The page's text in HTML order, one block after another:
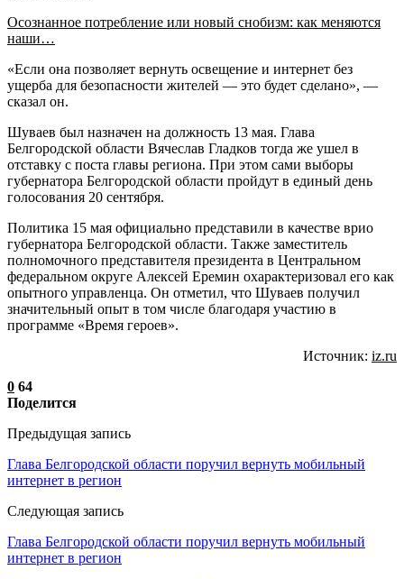
Осознанное потребление или новый снобизм: как меняются
наши…
«Если она позволяет вернуть освещение и интернет без
ущерба для безопасности жителей — это будет сделано», —
сказал он.
Шуваев был назначен на должность 13 мая. Глава
Белгородской области Вячеслав Гладков тогда же ушел в
отставку с поста главы региона. При этом сами выборы
губернатора Белгородской области пройдут в единый день
голосования 20 сентября.
Политика 15 мая официально представили в качестве врио
губернатора Белгородской области. Также заместитель
полномочного представителя президента в Центральном
федеральном округе Алексей Еремин охарактеризовал его как
опытного управленца. Он отметил, что Шуваев получил
значительный опыт в том числе благодаря участию в
программе «Время героев».
Источник: iz.ru
0 64
Поделится
Предыдущая запись
Глава Белгородской области поручил вернуть мобильный
интернет в регион
Следующая запись
Глава Белгородской области поручил вернуть мобильный
интернет в регион